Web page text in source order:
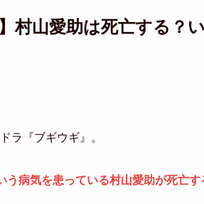
村山愛助は死亡する？
ラ『ブギウギ』。
う病気を患っている村山愛助が死亡す